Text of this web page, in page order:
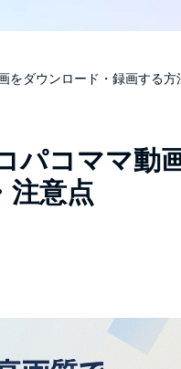
をダウンロード・録画する
パコママ動
注意点